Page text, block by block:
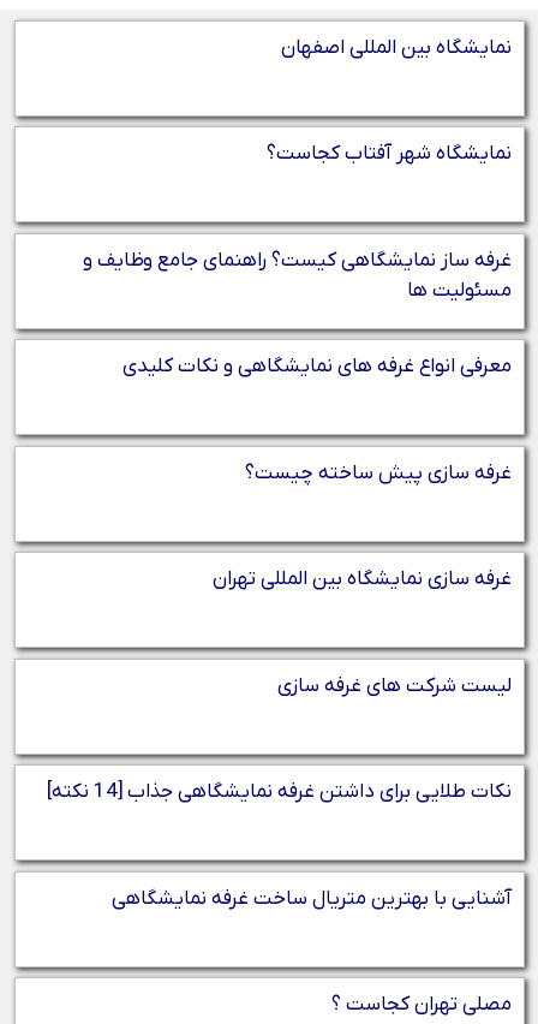
نمایشگاه بین المللی اصفهان
نمایشگاه شهر آفتاب کجاست؟
غرفه‌ ساز نمایشگاهی کیست؟ راهنمای جامع وظایف و
مسئولیت‌ ها
معرفی انواع غرفه‌ های نمایشگاهی و نکات کلیدی
غرفه سازی پیش ساخته چیست؟
غرفه‌ سازی نمایشگاه بین‌ المللی تهران
لیست شرکت های غرفه سازی
نکات طلایی برای داشتن غرفه نمایشگاهی جذاب [14 نکته]
آشنایی با بهترین متریال ساخت غرفه نمایشگاهی
مصلی تهران کجاست ؟